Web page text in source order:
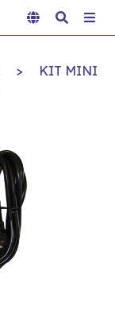
>
KIT MINI